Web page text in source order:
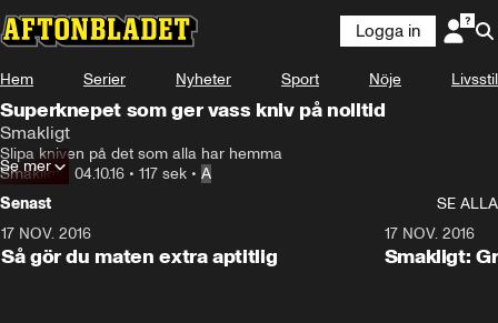
Logga in
Hem Serier Nyheter Sport Nöje Livsstil
Superknepet som ger vass kniv på nolltid
Smakligt
Slipa kniven på det som alla har hemma
Smakligt• 04.10.16 • 117 sek • A
Se mer
Senast
SE ALLA
17 NOV. 2016
Så gör du maten extra aptitlig
17 NOV. 2016
Smakligt: